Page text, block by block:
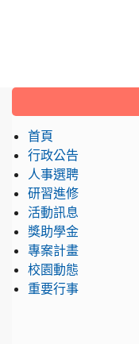
:::
首頁
行政公告
人事選聘
研習進修
活動訊息
獎助學金
專案計畫
校園動態
重要行事